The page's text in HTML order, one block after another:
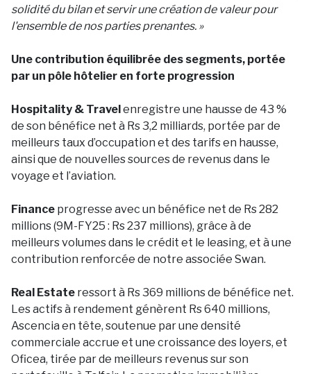
solidité du bilan et servir une création de valeur pour
l'ensemble de nos parties prenantes. »
Une contribution équilibrée des segments, portée
par un pôle hôtelier en forte progression
Hospitality & Travelenregistre une hausse de 43 %
de son bénéfice net à Rs 3,2 milliards, portée par de
meilleurs taux d’occupation et des tarifs en hausse,
ainsi que de nouvelles sources de revenus dans le
voyage et l’aviation.
Finance progresse avec un bénéfice net de Rs 282
millions (9M-FY25 : Rs 237 millions), grâce à de
meilleurs volumes dans le crédit et le leasing, et à une
contribution renforcée de notre associée Swan.
Real Estate ressort à Rs 369 millions de bénéfice net.
Les actifs à rendement génèrent Rs 640 millions,
Ascencia en tête, soutenue par une densité
commerciale accrue et une croissance des loyers, et
Oficea, tirée par de meilleurs revenus sur son